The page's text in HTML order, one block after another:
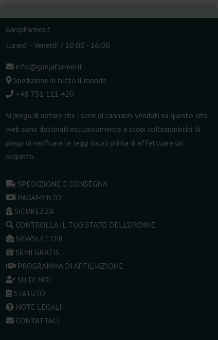
GanjaFarmer.it
Lunedì - Venerdì / 10:00 - 16:00
info@ganjafarmer.it
Spedizione in tutto il mondo
+48 731 111 420
Si prega di notare che i semi di cannabis venduti su questo sito
web sono destinati esclusivamente a scopi collezionistici. Si
prega di verificare le leggi locali prima di effettuare un
acquisto.
SPEDIZIONE E CONSEGNA
PAGAMENTO
SICUREZZA
CONTROLLA IL TUO STATO DELL'ORDINE
NEWSLETTER
SEMI GRATIS
PROGRAMMA DI AFFILIAZIONE
SU DI NOI
STATUTO
NOTE LEGALI
CONTATTACI